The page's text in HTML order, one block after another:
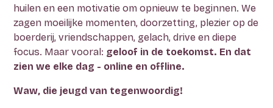
huilen en een motivatie om opnieuw te beginnen. We
zagen moeilijke momenten, doorzetting, plezier op de
boerderij, vriendschappen, gelach, drive en diepe
focus. Maar vooral: geloof in de toekomst. En dat
zien we elke dag - online en offline.
Waw, die jeugd van tegenwoordig!